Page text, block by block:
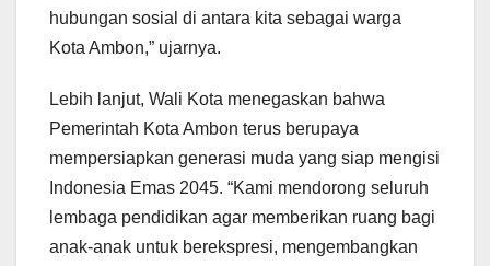
hubungan sosial di antara kita sebagai warga
Kota Ambon,” ujarnya.
Lebih lanjut, Wali Kota menegaskan bahwa
Pemerintah Kota Ambon terus berupaya
mempersiapkan generasi muda yang siap mengisi
Indonesia Emas 2045. “Kami mendorong seluruh
lembaga pendidikan agar memberikan ruang bagi
anak-anak untuk berekspresi, mengembangkan